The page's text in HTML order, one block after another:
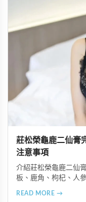
莊松榮龜鹿二仙膏
注意事項
介紹莊松榮龜鹿二仙
板、鹿角、枸杞、人
READ MORE →